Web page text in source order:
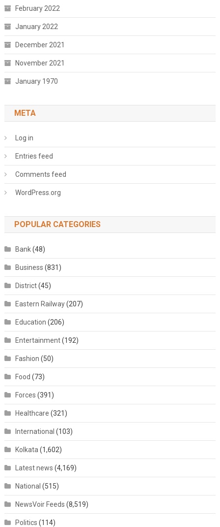
February 2022
January 2022
December 2021
November 2021
January 1970
META
Log in
Entries feed
Comments feed
WordPress.org
POPULAR CATEGORIES
Bank(48)
Business (831)
District(45)
Eastern Railway(207)
Education (206)
Entertainment(192)
Fashion (50)
Food (73)
Forces (391)
Healthcare (321)
International (103)
Kolkata (1,602)
Latest news (4,169)
National (515)
NewsVoir Feeds (8,519)
Politics (114)